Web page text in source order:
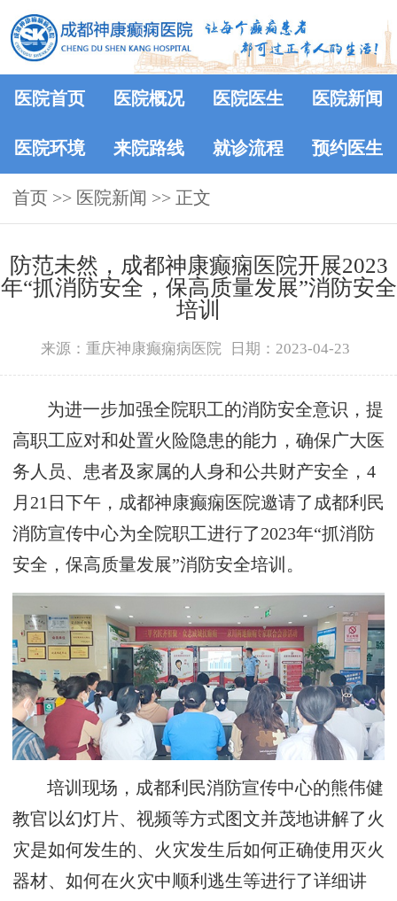
医院首页 医院概况 医院医生 医院新闻
医院环境 来院路线 就诊流程 预约医生
首页 >> 医院新闻 >> 正文
防范未然，成都神康癫痫医院开展2023
年“抓消防安全，保高质量发展”消防安全
培训
来源：重庆神康癫痫病医院 日期：2023-04-23
为进一步加强全院职工的消防安全意识，提
高职工应对和处置火险隐患的能力，确保广大医
务人员、患者及家属的人身和公共财产安全，4
月21日下午，成都神康癫痫医院邀请了成都利民
消防宣传中心为全院职工进行了2023年“抓消防
安全，保高质量发展”消防安全培训。
培训现场，成都利民消防宣传中心的熊伟健
教官以幻灯片、视频等方式图文并茂地讲解了火
灾是如何发生的、火灾发生后如何正确使用灭火
器材、如何在火灾中顺利逃生等进行了详细讲